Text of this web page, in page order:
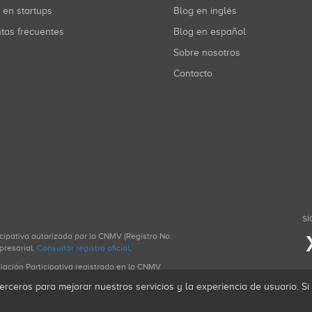
en startups
frecuentes
Blog en inglés
Blog en español
Sobre nosotros
Contacto
autorizada por la CNMV (Registro No.
Consultar registro oficial.
Participativa registrado en la CNMV
para mejorar nuestros servicios y la experiencia de usuario.